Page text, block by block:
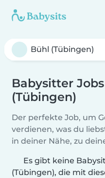
Babysitter
(Tübingen)
Der perfekte Job, um
verdienen, was du
in deiner Nähe, zu
Es gibt keine
(Tübingen), die mit